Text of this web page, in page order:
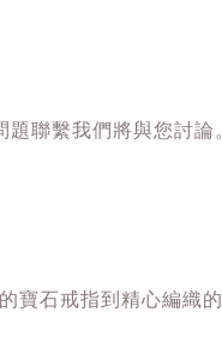
聯繫我們將與您討論
石戒指到精心編織